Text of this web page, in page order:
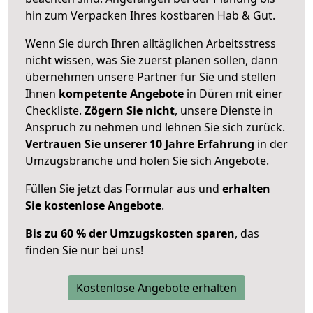
hin zum Verpacken Ihres kostbaren Hab & Gut.
Wenn Sie durch Ihren alltäglichen Arbeitsstress
nicht wissen, was Sie zuerst planen sollen, dann
übernehmen unsere Partner für Sie und stellen
Ihnen kompetente Angebote in Düren mit einer
Checkliste. Zögern Sie nicht, unsere Dienste in
Anspruch zu nehmen und lehnen Sie sich zurück.
Vertrauen Sie unserer 10 Jahre Erfahrung in der
Umzugsbranche und holen Sie sich Angebote.
Füllen Sie jetzt das Formular aus und erhalten
Sie kostenlose Angebote.
Bis zu 60 % der Umzugskosten sparen, das
finden Sie nur bei uns!
Kostenlose Angebote erhalten